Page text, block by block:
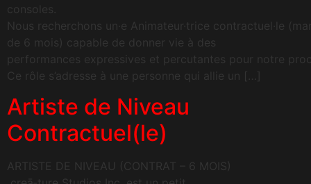
consoles.
Nous recherchons un·e Animateur·trice contractuel·le
de 6 mois) capable de donner vie à des
performances expressives et percutantes pour notre
Ce rôle s’adresse à une personne qui allie un […]
Artiste de Niveau
Contractuel(le)
ARTISTE DE NIVEAU (CONTRAT – 6 MOIS)